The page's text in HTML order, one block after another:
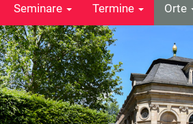
Seminare Termine Orte